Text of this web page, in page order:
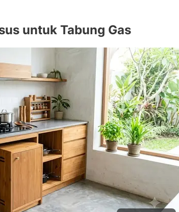
untuk Tabung Gas